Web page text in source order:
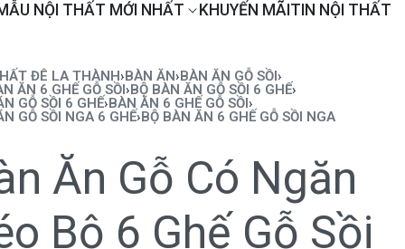
NỘI THẤT MỚI NHẤT
KHUYẾN MÃI TIN NỘI THẤT
ĐÊ LA THÀNH›BÀN ĂN›BÀN ĂN GỖ SỒI›
ĂN 6 GHẾ GỖ SỒI›BỘ BÀN ĂN GỖ SỒI 6 GHẾ›
GỖ SỒI 6 GHẾ›BÀN ĂN 6 GHẾ GỖ SỒI›
GỖ SỒI NGA 6 GHẾ›BỘ BÀN ĂN 6 GHẾ GỖ SỒI NGA
Ăn Gỗ Có Ngăn
Bộ 6 Ghế Gỗ Sồi